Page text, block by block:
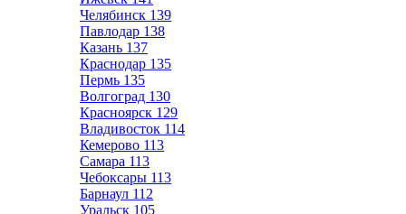
Челябинск 139
Павлодар 138
Казань 137
Краснодар 135
Пермь 135
Волгоград 130
Красноярск 129
Владивосток 114
Кемерово 113
Самара 113
Чебоксары 113
Барнаул 112
Уральск 105